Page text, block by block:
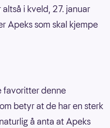
i kveld, 27. januar
Apeks som skal kjempe
favoritter denne
betyr at de har en sterk
å anta at Apeks